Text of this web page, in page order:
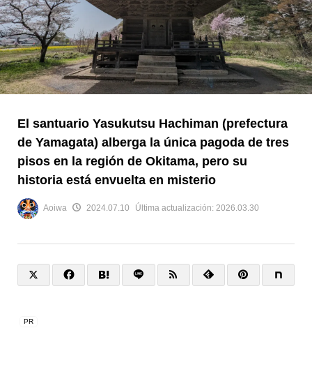
El santuario Yasukutsu Hachiman (prefectura
de Yamagata) alberga la única pagoda de tres
pisos en la región de Okitama, pero su
historia está envuelta en misterio
Aoiwa 2024.07.10 Última actualización: 2026.03.30